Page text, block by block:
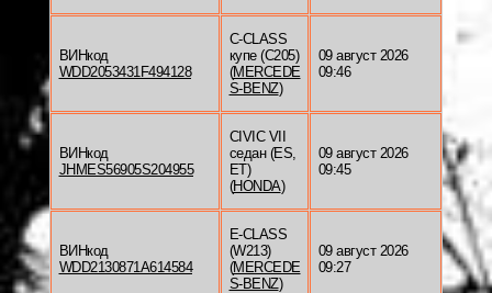
ВИНкод
WDD2053431F494128
C-CLASS
купе (C205)
(MERCEDE
S-BENZ)
09 август 2026
09:46
ВИНкод
JHMES56905S204955
CIVIC VII
седан (ES,
ET)
(HONDA)
09 август 2026
09:45
ВИНкод
WDD2130871A614584
E-CLASS
(W213)
(MERCEDE
S-BENZ)
09 август 2026
09:27